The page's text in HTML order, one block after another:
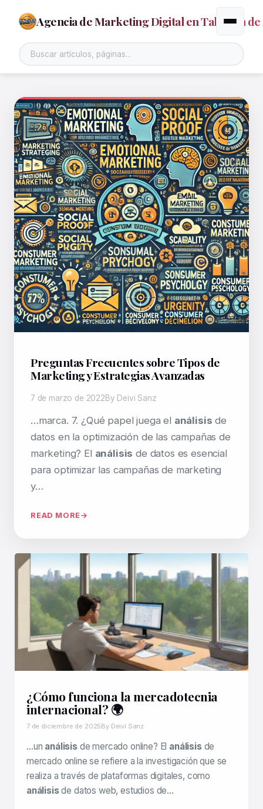
Agencia de Marketing Digital en Talavera de
Alternar
Preguntas Frecuentes sobre Tipos de
Marketing y Estrategias Avanzadas
7 de marzo de 2022By Deivi Sanz
…marca. 7. ¿Qué papel juega el análisis de
datos en la optimización de las campañas de
marketing? El análisis de datos es esencial
para optimizar las campañas de marketing
y…
READ MORE
¿Cómo funciona la mercadotecnia
internacional? 🌍
7 de diciembre de 2025By Deivi Sanz
…un análisisde mercado online? El análisisde
mercado online se refiere a la investigación que se
realiza a través de plataformas digitales, como
análisisde datos web, estudios de…